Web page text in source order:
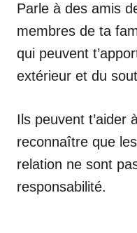
Parle à des amis
membres de ta
qui peuvent
extérieur et du
Ils peuvent t’aider
reconnaître que
relation ne sont
responsabilité.